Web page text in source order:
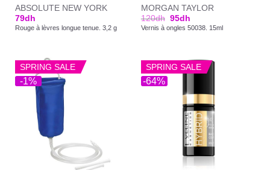
ABSOLUTE NEW YORK
79dh
Rouge à lèvres longue tenue. 3,2 g
MORGAN TAYLOR
120dh 95dh
Vernis à ongles 50038. 15ml
-1%
SPRING SALE
-64%
SPRING SALE